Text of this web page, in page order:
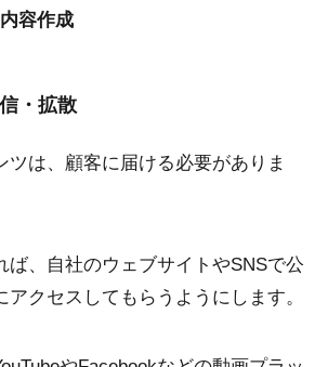
容作成
・拡散
ツは、顧客に届ける必要がありま
ば、自社のウェブサイトやSNSで公
アクセスしてもらうようにします。